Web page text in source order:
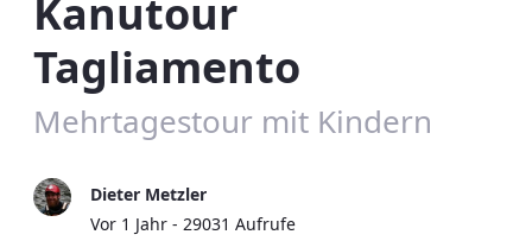
Kanutour
Tagliamento
Mehrtagestour mit Kindern
Dieter Metzler
Publikationsdatum
Vor 1 Jahr - 29031 Aufrufe